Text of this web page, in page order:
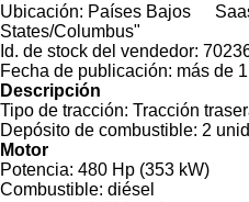
Ubicación: Países Bajos
States/Columbus"
Id. de stock del vendedor:
Fecha de publicación: más de
Descripción
Tipo de tracción: Tracción
Depósito de combustible: 2
Motor
Potencia: 480 Hp (353 kW)
Combustible: diésel